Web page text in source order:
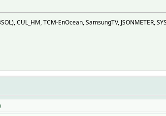
CUL_HM, TCM-EnOcean, SamsungTV, JSONMETER,